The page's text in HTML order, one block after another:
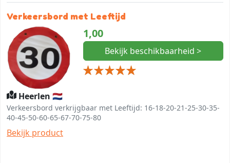
Verkeersbord met Leeftijd
1,00
Bekijk beschikbaarheid >
Heerlen 🇳🇱
Verkeersbord verkrijgbaar met Leeftijd: 16-18-20-21-25-30-35-
40-45-50-60-65-67-70-75-80
Bekijk product